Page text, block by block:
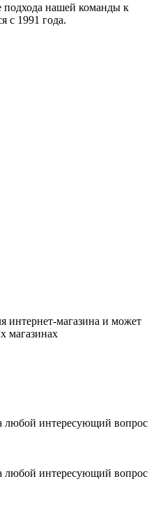
подхода нашей команды к
с 1991 года.
интернет-магазина и может
магазинах
любой интересующий вопрос
любой интересующий вопрос